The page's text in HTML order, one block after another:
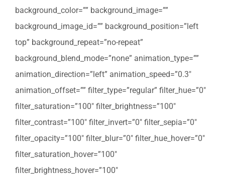
background_color=”” background_image=””
background_image_id=”” background_position=”left
top” background_repeat=”no-repeat”
background_blend_mode=”none” animation_type=””
animation_direction=”left” animation_speed=”0.3″
animation_offset=”” filter_type=”regular” filter_hue=”0″
filter_saturation=”100″ filter_brightness=”100″
filter_contrast=”100″ filter_invert=”0″ filter_sepia=”0″
filter_opacity=”100″ filter_blur=”0″ filter_hue_hover=”0″
filter_saturation_hover=”100″
filter_brightness_hover=”100″